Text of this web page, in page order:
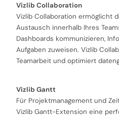
Vizlib Collaboration
Vizlib Collaboration ermöglicht
Austausch innerhalb Ihres
Dashboards kommunizieren,
Aufgaben zuweisen. Vizlib
Teamarbeit und optimiert
Vizlib Gantt
Für Projektmanagement und
Vizlib Gantt-Extension eine